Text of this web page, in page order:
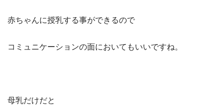
赤ちゃんに授乳する事ができるので
コミュニケーションの面においてもいいですね。
母乳だけだと